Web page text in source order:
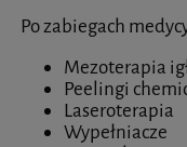
Po zabiegach
Mezoterapia
Peelingi
Laseroterapia
Wypełniacze